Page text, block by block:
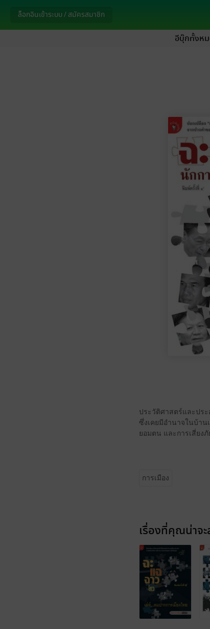
ล็อกอินเข้าระบบ / สมัครสมาชิก
อีบุ๊กทั้งห
ประวัติศาสตร์และประ
ซึ่งเคยมีอำนาจในบ้าน
ยอมตน และการเสี่ยง
การเมือง
เรื่องที่คุณน่าจะ